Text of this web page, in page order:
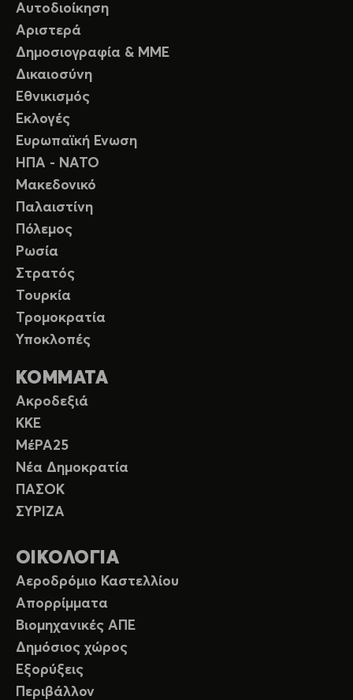
Αυτοδιοίκηση
Αριστερά
Δημοσιογραφία & ΜΜΕ
Δικαιοσύνη
Εθνικισμός
Εκλογές
Ευρωπαϊκή Ενωση
ΗΠΑ - ΝΑΤΟ
Μακεδονικό
Παλαιστίνη
Πόλεμος
Ρωσία
Στρατός
Τουρκία
Τρομοκρατία
Υποκλοπές
ΚΟΜΜΑΤΑ
Ακροδεξιά
ΚΚΕ
ΜέΡΑ25
Νέα Δημοκρατία
ΠΑΣΟΚ
ΣΥΡΙΖΑ
ΟΙΚΟΛΟΓΙΑ
Αεροδρόμιο Καστελλίου
Απορρίμματα
Βιομηχανικές ΑΠΕ
Δημόσιος χώρος
Εξορύξεις
Περιβάλλον